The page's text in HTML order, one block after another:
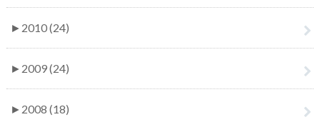
► 2010 (24)
► 2009 (24)
► 2008 (18)